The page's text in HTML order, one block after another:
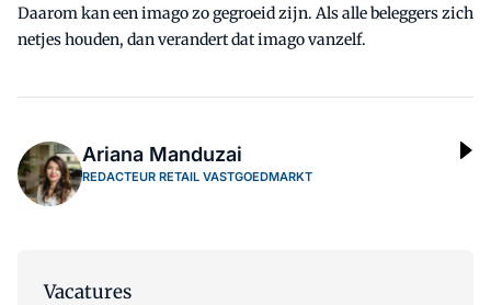
Daarom kan een imago zo gegroeid zijn. Als alle beleggers zich
netjes houden, dan verandert dat imago vanzelf.
Ariana Manduzai
REDACTEUR RETAIL VASTGOEDMARKT
Vacatures